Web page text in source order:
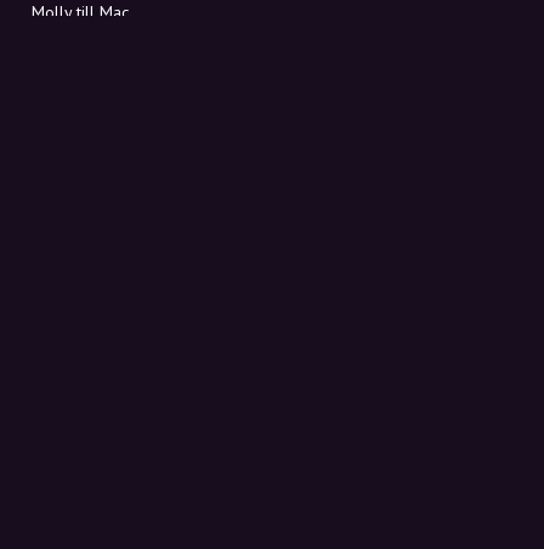
Molly till Mac